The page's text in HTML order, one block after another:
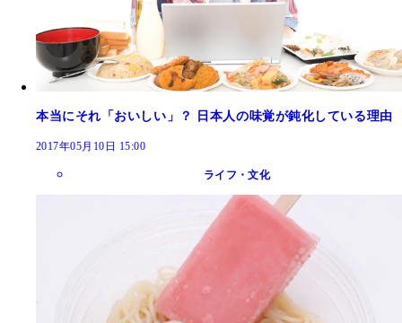
本当にそれ「おいしい」？ 日本人の味覚が鈍化している理由
2017年05月10日 15:00
ライフ・文化